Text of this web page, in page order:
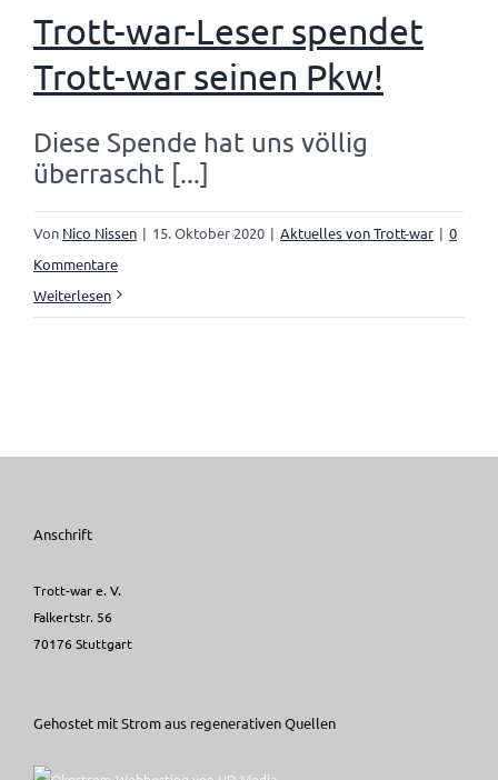
Trott-war-Leser spendet
Trott-war seinen Pkw!
Diese Spende hat uns völlig
überrascht [...]
Von Nico Nissen | 15. Oktober 2020 | Aktuelles von Trott-war | 0
Kommentare
Weiterlesen
Anschrift
Trott-war e. V.
Falkertstr. 56
70176 Stuttgart
Gehostet mit Strom aus regenerativen Quellen